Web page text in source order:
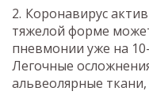
Коронавирус
тяжелой форме
пневмонии уже на
Легочные
альвеолярные ткани,